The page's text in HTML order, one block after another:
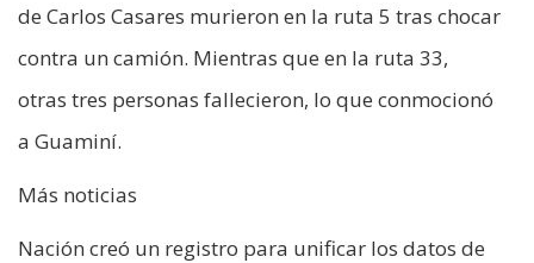
de Carlos Casares murieron en la ruta 5 tras chocar
contra un camión. Mientras que en la ruta 33,
otras tres personas fallecieron, lo que conmocionó
a Guaminí.
Más noticias
Nación creó un registro para unificar los datos de